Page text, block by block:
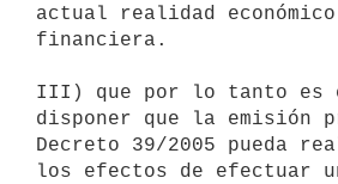
actual realidad
financiera.
III) que por lo tanto es
disponer que la emisión
Decreto 39/2005 pueda
los efectos de efectuar